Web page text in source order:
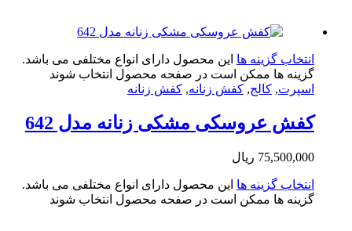
گزینه ها این محصول دارای انواع مختلفی می باشد.
ها ممکن است در صفحه محصول انتخاب شوند
کالج, کفش زنانه,کفش زنانه
عروسکی مشکی زنانه مدل 642
ریال
گزینه ها این محصول دارای انواع مختلفی می باشد.
ها ممکن است در صفحه محصول انتخاب شوند